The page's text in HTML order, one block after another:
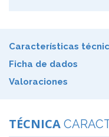
Características
Ficha de dados
Valoraciones
TÉCNICA